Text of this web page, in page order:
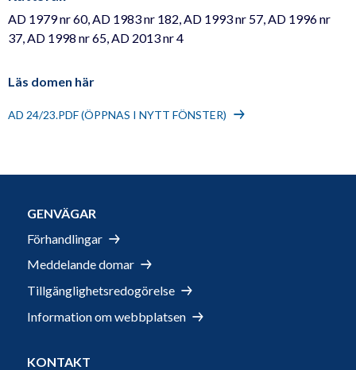
AD 1979 nr 60, AD 1983 nr 182, AD 1993 nr 57, AD 1996 nr
37, AD 1998 nr 65, AD 2013 nr 4
Läs domen här
AD 24/23.PDF (ÖPPNAS I NYTT FÖNSTER)
GENVÄGAR
Förhandlingar
Meddelande domar
Tillgänglighetsredogörelse
Information om webbplatsen
KONTAKT